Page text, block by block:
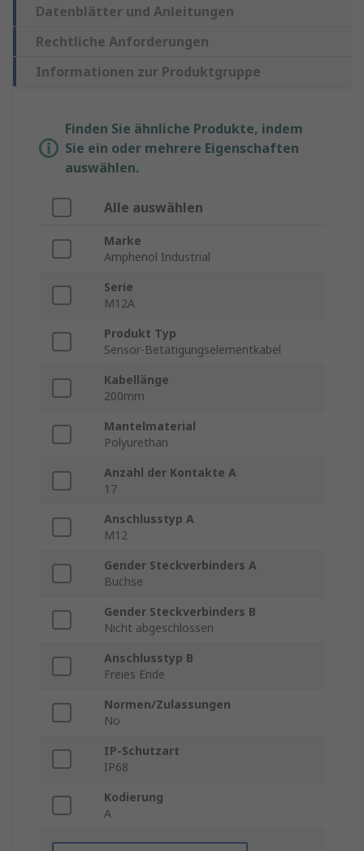
Datenblätter und Anleitungen
Rechtliche Anforderungen
Informationen zur Produktgruppe
Finden Sie ähnliche Produkte, indem
Sie ein oder mehrere Eigenschaften
auswählen.
Alle auswählen
Marke
Amphenol Industrial
Serie
M12A
Produkt Typ
Sensor-Betätigungselementkabel
Kabellänge
200mm
Mantelmaterial
Polyurethan
Anzahl der Kontakte A
17
Anschlusstyp A
M12
Gender Steckverbinders A
Buchse
Gender Steckverbinders B
Nicht abgeschlossen
Anschlusstyp B
Freies Ende
Normen/Zulassungen
No
IP-Schutzart
IP68
Kodierung
A